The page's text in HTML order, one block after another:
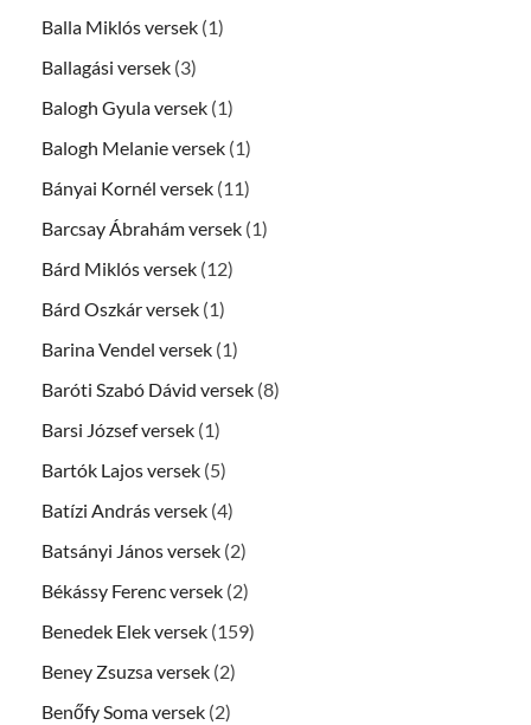
Balla Miklós versek (1)
Ballagási versek (3)
Balogh Gyula versek (1)
Balogh Melanie versek (1)
Bányai Kornél versek (11)
Barcsay Ábrahám versek (1)
Bárd Miklós versek (12)
Bárd Oszkár versek (1)
Barina Vendel versek (1)
Baróti Szabó Dávid versek (8)
Barsi József versek (1)
Bartók Lajos versek (5)
Batízi András versek (4)
Batsányi János versek (2)
Békássy Ferenc versek (2)
Benedek Elek versek (159)
Beney Zsuzsa versek (2)
Benőfy Soma versek (2)